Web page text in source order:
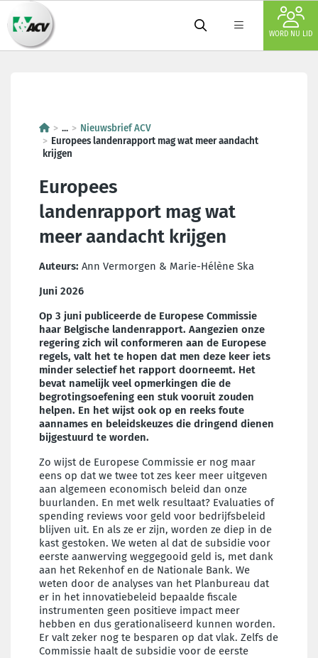
WORD NU LID
...
Nieuwsbrief ACV
Europees landenrapport mag wat meer aandacht
krijgen
Europees
landenrapport mag wat
meer aandacht krijgen
Auteurs: Ann Vermorgen & Marie-Hélène Ska
Juni 2026
Op 3 juni publiceerde de Europese Commissie
haar Belgische landenrapport. Aangezien onze
regering zich wil conformeren aan de Europese
regels, valt het te hopen dat men deze keer iets
minder selectief het rapport doorneemt. Het
bevat namelijk veel opmerkingen die de
begrotingsoefening een stuk vooruit zouden
helpen. En het wijst ook op en reeks foute
aannames en beleidskeuzes die dringend dienen
bijgestuurd te worden.
Zo wijst de Europese Commissie er nog maar
eens op dat we twee tot zes keer meer uitgeven
aan algemeen economisch beleid dan onze
buurlanden. En met welk resultaat? Evaluaties of
spending reviews voor geld voor bedrijfsbeleid
blijven uit. En als ze er zijn, worden ze diep in de
kast gestoken. We weten al dat de subsidie voor
eerste aanwerving weggegooid geld is, met dank
aan het Rekenhof en de Nationale Bank. We
weten door de analyses van het Planbureau dat
er in het innovatiebeleid bepaalde fiscale
instrumenten geen positieve impact meer
hebben en dus gerationaliseerd kunnen worden.
Er valt zeker nog te besparen op dat vlak. Zelfs de
Commissie haalt de subsidie voor de eerste